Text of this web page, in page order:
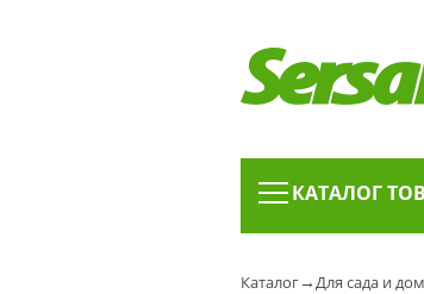
КАТАЛОГ
Каталог→Для сада и